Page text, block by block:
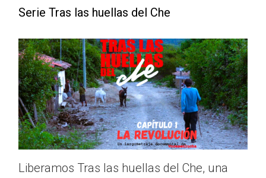
Serie Tras las huellas del Che
Liberamos Tras las huellas del Che, una